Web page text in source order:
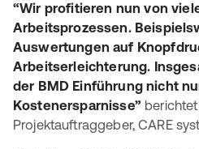
“Wir profitieren nun von
Arbeitsprozessen.
Auswertungen auf
Arbeitserleichterung.
der BMD Einführung nicht
Kostenersparnisse”
Projektauftraggeber, CARE